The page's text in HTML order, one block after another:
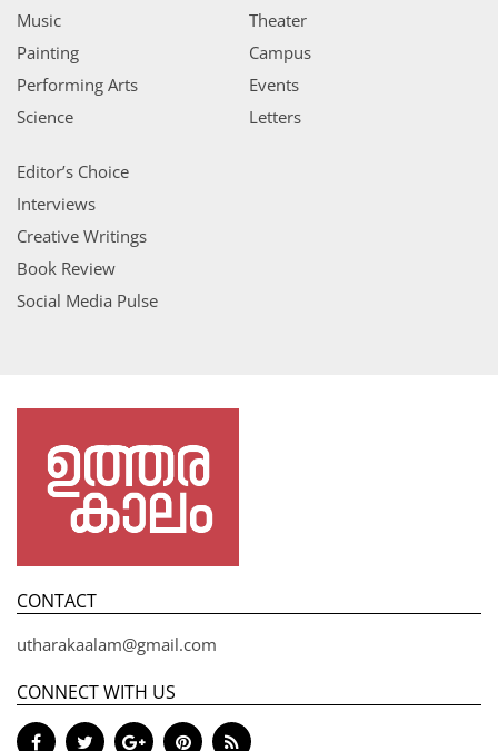
Music
Painting
Performing Arts
Science
Theater
Campus
Events
Letters
Editor’s Choice
Interviews
Creative Writings
Book Review
Social Media Pulse
CONTACT
utharakaalam@gmail.com
CONNECT WITH US